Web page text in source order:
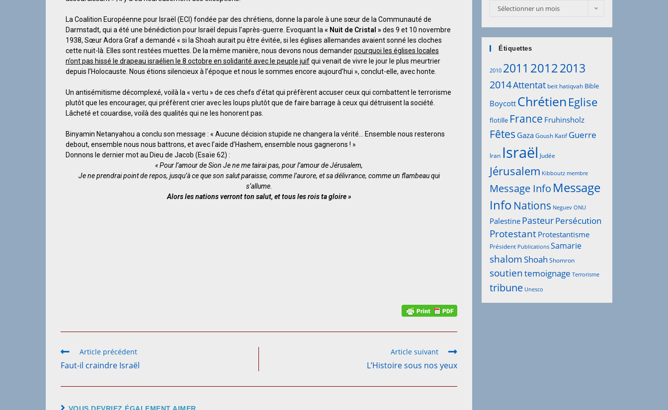
La Coalition Européenne pour Israël (ECI) fondée par des chrétiens, donne la parole à une sœur de la Communauté de
Darmstadt, qui a été une bénédiction pour Israël depuis l’après-guerre. Evoquant la « Nuit de Cristal »des 9 et 10 novembre
1938, Sœur Adora Graf a demandé « si la Shoah aurait pu être évitée, si les églises allemandes avaient sonné les cloches
cette nuit-là. Elles sont restées muettes. De la même manière, nous devons nous demanderpourquoi les églises locales
n’ont pas hissé le drapeau israélien le 8 octobre en solidarité avec le peuple juifqui venait de vivre le jour le plus meurtrier
depuis l’Holocauste. Nous étions silencieux à l’époque et nous le sommes encore aujourd’hui », conclut-elle, avec honte.
Un antisémitisme décomplexé, voilà la « vertu » de ces chefs d’état qui préfèrent accuser ceux qui combattent le terrorisme
plutôt que les encourager, qui préfèrent crier avec les loups plutôt que de faire barrage à ceux qui détruisent la société.
Lâcheté et couardise, voilà des qualités qui ne les honorent pas.
Binyamin Netanyahou a conclu son message : « Aucune décision stupide ne changera la vérité… Ensemble nous resterons
debout, ensemble nous nous battrons, et avec l’aide d’Hashem, ensemble nous gagnerons ! »
Donnons le dernier mot au Dieu de Jacob (Esaïe 62) :
« Pour l’amour de Sion Je ne me tairai pas, pour l’amour de Jérusalem,
Je ne prendrai point de repos, jusqu’à ce que son salut paraisse, comme l’aurore, et sa délivrance, comme un flambeau qui
s’allume.
Alors les nations verront ton salut, et tous les rois ta gloire »
Article précédent
Faut-il craindre Israël
Article suivant
L’Histoire sous nos yeux
Sélectionner un mois
Étiquettes
2010 2011 20122013
2014Attentat beit hatiqvah Bible
Boycott Chrétien Eglise
flotille France Fruhinsholz
Fêtes GazaGoush Katif Guerre
Iran Israël Judée
Jérusalem Kibboutz membre
Message Info Message
Info Nations Neguev ONU
Palestine PasteurPersécution
Protestant Protestantisme
Président Publications Samarie
shalomShoah Shomron
soutientemoignage Terrorisme
tribune Unesco